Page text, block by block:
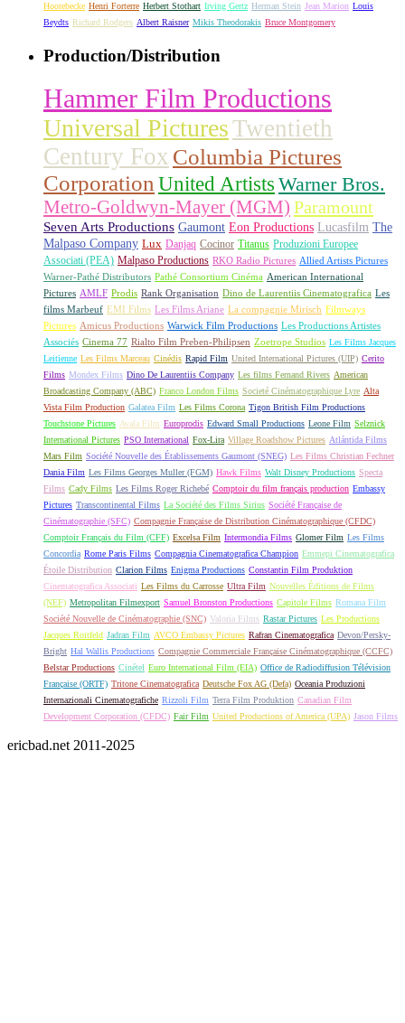
Hoorebecke Henri Forterre Herbert Stothart Irving Gertz Herman Stein Jean Marion Louis
Beydts Richard Rodgers Albert Raisner Mikis Theodorakis Bruce Montgomery
Production/Distribution
Hammer Film Productions
Universal PicturesTwentieth
Century Fox Columbia Pictures
Corporation United Artists Warner Bros.
Metro-Goldwyn-Mayer (MGM) Paramount
Seven Arts Productions Gaumont Eon Productions Lucasfilm The
Malpaso Company Lux Danjaq Cocinor Titanus Produzioni Europee
Associati (PEA) Malpaso Productions RKO Radio Pictures Allied Artists Pictures
Warner-Pathé Distributors Pathé Consortium Cinéma American International
Pictures AMLF Prodis Rank Organisation Dino de Laurentiis Cinematografica Les
films Marbeuf EMI Films Les Films Ariane La compagnie Mirisch Filmways
Pictures Amicus Productions Warwick Film Productions Les Productions Artistes
Associés Cinema 77 Rialto Film Preben-Philipsen Zoetrope Studios Les Films Jacques
Leitienne Les Films Marceau Cinédis Rapid Film United International Pictures (UIP) Cerito
Films Mondex Films Dino De Laurentiis Company Les films Fernand Rivers American
Broadcasting Company (ABC) Franco London Films Societé Cinématographique Lyre Alta
Vista Film Production Galatea Film Les Films Corona Tigon British Film Productions
Touchstone Pictures Avala Film Europrodis Edward Small Productions Leone Film Selznick
International Pictures PSO International Fox-Lira Village Roadshow Pictures Atlántida Films
Mars Film Société Nouvelle des Établissements Gaumont (SNEG) Les Films Christian Fechner
Dania Film Les Films Georges Muller (FGM) Hawk Films Walt Disney Productions Specta
Films Cady Films Les Films Roger Richebé Comptoir du film français production Embassy
Pictures Transcontinental Films La Société des Films Sirius Société Française de
Cinématographie (SFC) Compagnie Française de Distribution Cinématographique (CFDC)
Comptoir Français du Film (CFF) Excelsa Film Intermondia Films Glomer Film Les Films
Concordia Rome Paris Films Compagnia Cinematografica Champion Emmepi Cinematografica
Étoile Distribution Clarion Films Enigma Productions Constantin Film Produktion
Cinematografica Associati Les Films du Carrosse Ultra Film Nouvelles Éditions de Films
(NEF) Metropolitan Filmexport Samuel Bronston Productions Capitole Films Romana Film
Société Nouvelle de Cinématographie (SNC) Valoria Films Rastar Pictures Les Productions
Jacques Roitfeld Jadran Film AVCO Embassy Pictures Rafran Cinematografica Devon/Persky-
Bright Hal Wallis Productions Compagnie Commerciale Française Cinématographique (CCFC)
Belstar Productions Cinétel Euro International Film (EIA) Office de Radiodiffusion Télévision
Française (ORTF) Tritone Cinematografica Deutsche Fox AG (Defa) Oceania Produzioni
Internazionali Cinematografiche Rizzoli Film Terra Film Produktion Canadian Film
Development Corporation (CFDC) Fair Film United Productions of America (UPA) Jason Films
ericbad.net 2011-2025